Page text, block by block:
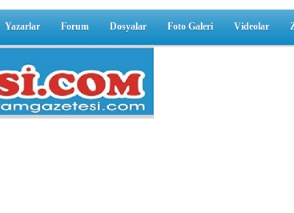
Yazarlar Forum Dosyalar Foto Galeri Videolar